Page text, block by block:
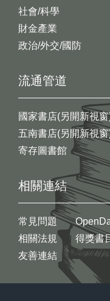
社會/科學
財金產業
政治/外交/國防
流通管道
國家書店(另開新視
五南書店(另開新視
寄存圖書館
相關連結
常見問題
相關法規
友善連結
得獎書